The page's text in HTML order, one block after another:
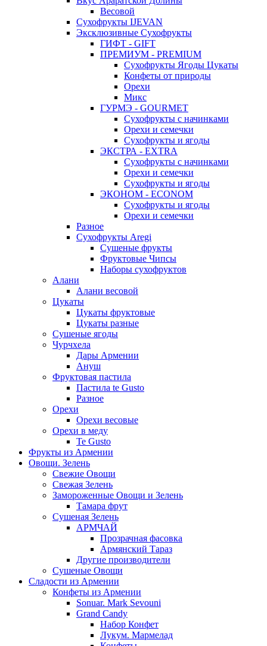
Весовой
Сухофрукты IJEVAN
Эксклюзивные Сухофрукты
ГИФТ - GIFT
ПРЕМИУМ - PREMIUM
Сухофрукты Ягоды Цукаты
Конфеты от природы
Орехи
Микс
ГУРМЭ - GOURMET
Сухофрукты с начинками
Орехи и семечки
Сухофрукты и ягоды
ЭКСТРА - EXTRA
Сухофрукты с начинками
Орехи и семечки
Сухофрукты и ягоды
ЭКОНОМ - ECONOM
Сухофрукты и ягоды
Орехи и семечки
Разное
Сухофрукты Aregi
Сушеные фрукты
Фруктовые Чипсы
Наборы сухофруктов
Алани
Алани весовой
Цукаты
Цукаты фруктовые
Цукаты разные
Сушеные ягоды
Чурчхела
Дары Армении
Ануш
Фруктовая пастила
Пастила te Gusto
Разное
Орехи
Орехи весовые
Орехи в меду
Te Gusto
Фрукты из Армении
Овощи. Зелень
Свежие Овощи
Свежая Зелень
Замороженные Овощи и Зелень
Тамара фрут
Сушеная Зелень
АРМЧАЙ
Прозрачная фасовка
Армянский Тараз
Другие производители
Сушеные Овощи
Сладости из Армении
Конфеты из Армении
Sonuar. Mark Sevouni
Grand Candy
Набор Конфет
Лукум. Мармелад